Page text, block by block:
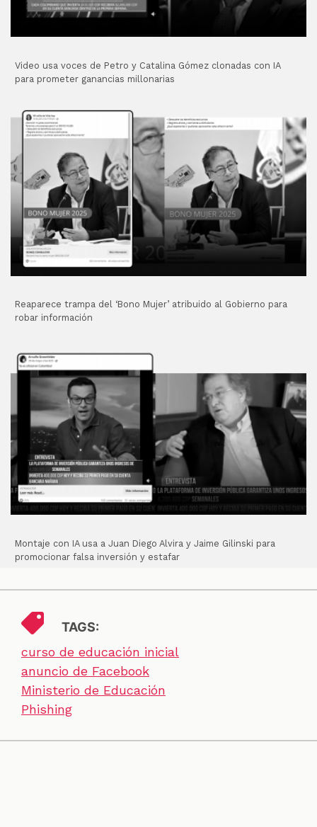
Video usa voces de Petro y Catalina Gómez clonadas con IA
para prometer ganancias millonarias
Reaparece trampa del ‘Bono Mujer’ atribuido al Gobierno para
robar información
Montaje con IA usa a Juan Diego Alvira y Jaime Gilinski para
promocionar falsa inversión y estafar
TAGS:
curso de educación inicial
anuncio de Facebook
Ministerio de Educación
Phishing